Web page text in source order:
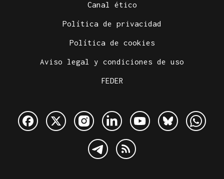
Canal ético
Política de privacidad
Política de cookies
Aviso legal y condiciones de uso
FEDER